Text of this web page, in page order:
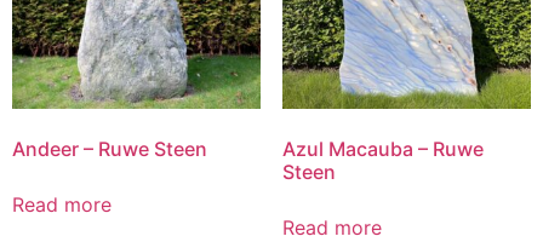
Andeer – Ruwe Steen
Read more
Azul Macauba – Ruwe
Steen
Read more